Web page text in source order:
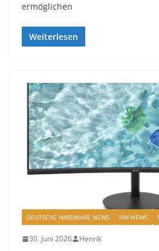
ermöglichen
Weiterlesen
DEUTSCHE HARDWARE NEWS HW-NEWS
30. Juni 2026 Henrik